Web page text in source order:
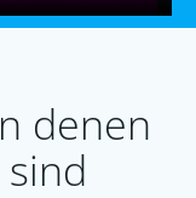
denen